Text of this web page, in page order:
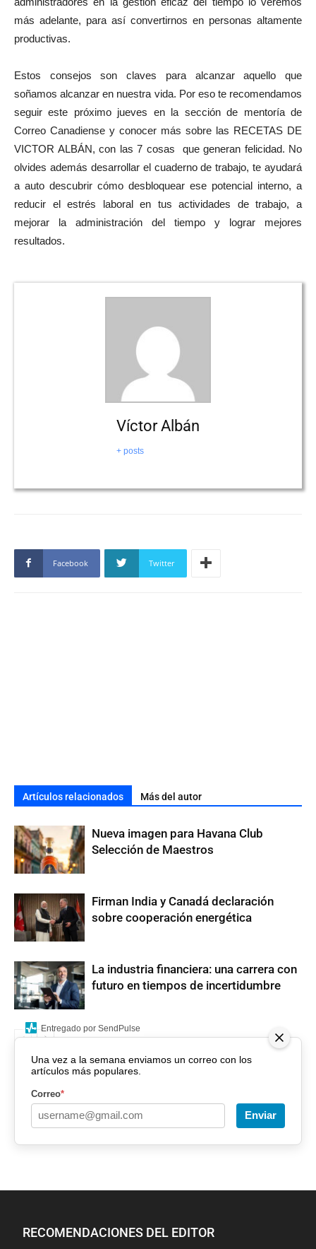
más adelante, para así convertirnos en personas altamente
productivas.
Estos consejos son claves para alcanzar aquello que
soñamos alcanzar en nuestra vida. Por eso te recomendamos
seguir este próximo jueves en la sección de mentoría de
Correo Canadiense y conocer más sobre las RECETAS DE
VICTOR ALBÁN, con las 7 cosas que generan felicidad. No
olvides además desarrollar el cuaderno de trabajo, te ayudará
a auto descubrir cómo desbloquear ese potencial interno, a
reducir el estrés laboral en tus actividades de trabajo, a
mejorar la administración del tiempo y lograr mejores
resultados.
Víctor Albán
+ posts
Facebook Twitter
Artículos relacionados Más del autor
Nueva imagen para Havana Club
Selección de Maestros
Firman India y Canadá declaración
sobre cooperación energética
La industria financiera: una carrera con
futuro en tiempos de incertidumbre
Una vez a la semana enviamos un correo con los
artículos más populares.
Correo*
Enviar
Entregado por SendPulse
RECOMENDACIONES DEL EDITOR